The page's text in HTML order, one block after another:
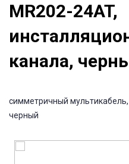
MR202-24AT,
канала,
симметричный
черный